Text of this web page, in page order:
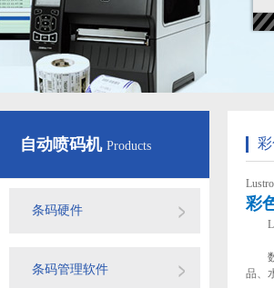
自动喷码机 Products
条码硬件
条码管理软件
彩
数
品、